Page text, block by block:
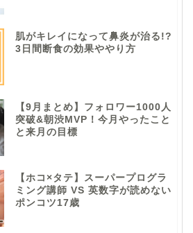
肌がキレイになって鼻炎が治る!?
3日間断食の効果ややり方
【9月まとめ】フォロワー1000人
突破&朝渋MVP！今月やったこと
と来月の目標
【ホコ×タテ】スーパープログラ
ミング講師 VS 英数字が読めない
ポンコツ17歳